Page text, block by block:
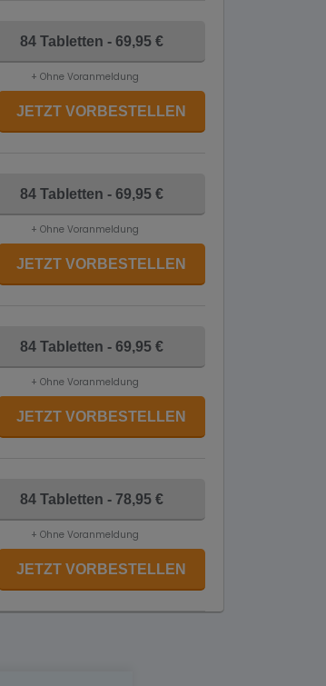
84 Tabletten - 69,95 €
+ Ohne Voranmeldung
JETZT VORBESTELLEN
84 Tabletten - 69,95 €
+ Ohne Voranmeldung
JETZT VORBESTELLEN
84 Tabletten - 69,95 €
+ Ohne Voranmeldung
JETZT VORBESTELLEN
84 Tabletten - 78,95 €
+ Ohne Voranmeldung
JETZT VORBESTELLEN